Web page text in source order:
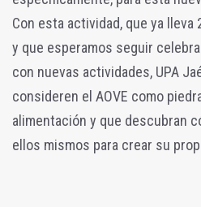
Con esta actividad, que ya
y que esperamos seguir
con nuevas actividades, UPA
consideren el AOVE como
alimentación y que descubran
ellos mismos para crear su